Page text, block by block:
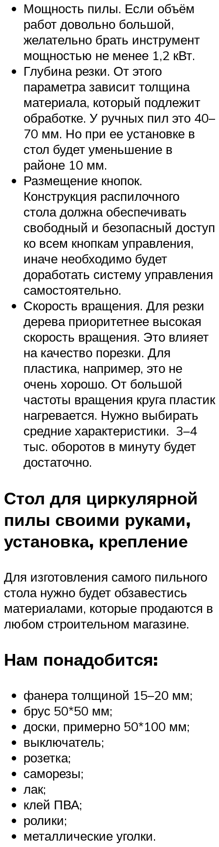
Мощность пилы. Если объём
работ довольно большой,
желательно брать инструмент
мощностью не менее 1,2 кВт.
Глубина резки. От этого
параметра зависит толщина
материала, который подлежит
обработке. У ручных пил это 40–
70 мм. Но при ее установке в
стол будет уменьшение в
районе 10 мм.
Размещение кнопок.
Конструкция распилочного
стола должна обеспечивать
свободный и безопасный доступ
ко всем кнопкам управления,
иначе необходимо будет
доработать систему управления
самостоятельно.
Скорость вращения. Для резки
дерева приоритетнее высокая
скорость вращения. Это влияет
на качество порезки. Для
пластика, например, это не
очень хорошо. От большой
частоты вращения круга пластик
нагревается. Нужно выбирать
средние характеристики. 3–4
тыс. оборотов в минуту будет
достаточно.
Стол для циркулярной
пилы своими руками,
установка, крепление
Для изготовления самого пильного
стола нужно будет обзавестись
материалами, которые продаются в
любом строительном магазине.
Нам понадобится:
фанера толщиной 15–20 мм;
брус 50*50 мм;
доски, примерно 50*100 мм;
выключатель;
розетка;
саморезы;
лак;
клей ПВА;
ролики;
металлические уголки.